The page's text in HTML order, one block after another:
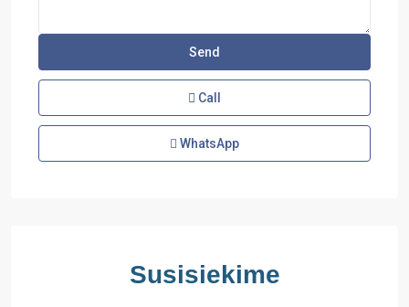
Call
WhatsApp
Susisiekime